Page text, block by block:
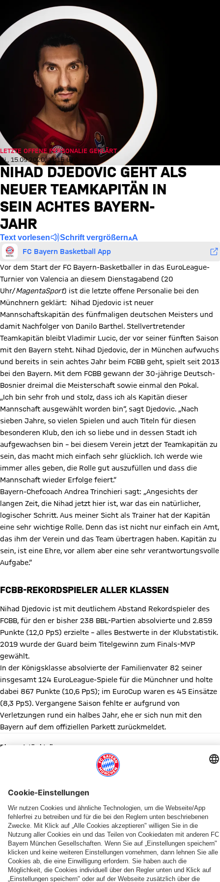
LETZTE OFFENE PERSONALIE GEKLÄRT
Di., 15.09.2020, 11:15 UTC
NIHAD DJEDOVIC GEHT ALS
NEUER TEAMKAPITÄN IN
SEIN ACHTES BAYERN-
JAHR
Text vorlesen Schrift vergrößern
FC Bayern Basketball App
Vor dem Start der FC Bayern-Basketballer in das EuroLeague-
Turnier von Valencia an diesem Dienstagabend (20
Uhr/MagentaSport) ist die letzte offene Personalie bei den
Münchnern geklärt: Nihad Djedovic ist neuer
Mannschaftskapitän des fünfmaligen deutschen Meisters und
damit Nachfolger von Danilo Barthel. Stellvertretender
Teamkapitän bleibt Vladimir Lucic, der vor seiner fünften Saison
mit den Bayern steht. Nihad Djedovic, der in München aufwuchs
und bereits in sein achtes Jahr beim FCBB geht, spielt seit 2013
bei den Bayern. Mit dem FCBB gewann der 30-jährige Deutsch-
Bosnier dreimal die Meisterschaft sowie einmal den Pokal.
„Ich bin sehr froh und stolz, dass ich als Kapitän dieser
Mannschaft ausgewählt worden bin“, sagt Djedovic. „Nach
sieben Jahre, so vielen Spielen und auch Titeln für diesen
besonderen Klub, den ich so liebe und in dessen Stadt ich
aufgewachsen bin – bei diesem Verein jetzt der Teamkapitän zu
sein, das macht mich einfach sehr glücklich. Ich werde wie
immer alles geben, die Rolle gut auszufüllen und dass die
Mannschaft wieder Erfolge feiert.“
Bayern-Chefcoach Andrea Trinchieri sagt: „Angesichts der
langen Zeit, die Nihad jetzt hier ist, war das ein natürlicher,
logischer Schritt. Aus meiner Sicht als Trainer hat der Kapitän
eine sehr wichtige Rolle. Denn das ist nicht nur einfach ein Amt,
das ihm der Verein und das Team übertragen haben. Kapitän zu
sein, ist eine Ehre, vor allem aber eine sehr verantwortungsvolle
Aufgabe.“
FCBB-REKORDSPIELER ALLER KLASSEN
Nihad Djedovic ist mit deutlichem Abstand Rekordspieler des
FCBB, für den er bisher 238 BBL-Partien absolvierte und 2.859
Punkte (12,0 PpS) erzielte – alles Bestwerte in der Klubstatistik.
2019 wurde der Guard beim Titelgewinn zum Finals-MVP
gewählt.
In der Königsklasse absolvierte der Familienvater 82 seiner
insgesamt 124 EuroLeague-Spiele für die Münchner und holte
dabei 867 Punkte (10,6 PpS); im EuroCup waren es 45 Einsätze
(8,3 PpS). Vergangene Saison fehlte er aufgrund von
Verletzungen rund ein halbes Jahr, ehe er sich nun mit den
Bayern auf dem offiziellen Parkett zurückmeldet.
Diesen Artikel teilen
WEITERE NEWS
NEWS
Der
FC
Bayern
stellt
BUNDESLIGA
Zum
BBL-
Start
zwei
PRESEASON
Teampräsentation
der
Bayern
mit
KADERUPDATE
Miles
&
More
bis
INFOS
Pokal-
Wochenende
im
SAP
SAISON 2026/27
Heimspiel-
Start
im
SAP
SAISON 2025/2026
Starke
Bayern-
Zahlen
MEDIENRUNDE
„Wir
wollen
in
der